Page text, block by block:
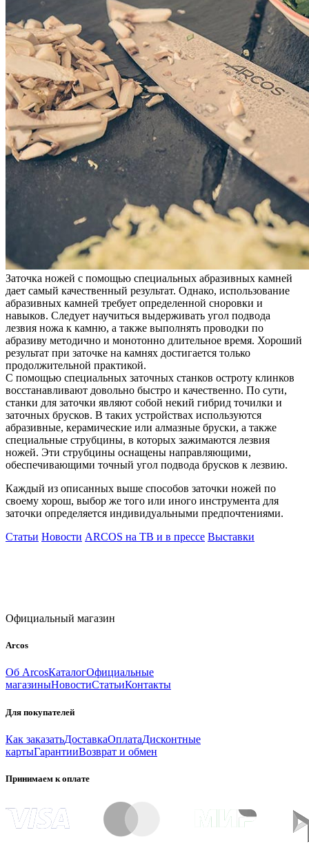
Заточка ножей с помощью специальных абразивных камней
дает самый качественный результат. Однако, использование
абразивных камней требует определенной сноровки и
навыков. Следует научиться выдерживать угол подвода
лезвия ножа к камню, а также выполнять проводки по
абразиву методично и монотонно длительное время. Хороший
результат при заточке на камнях достигается только
продолжительной практикой.
С помощью специальных заточных станков остроту клинков
восстанавливают довольно быстро и качественно. По сути,
станки для заточки являют собой некий гибрид точилки и
заточных брусков. В таких устройствах используются
абразивные, керамические или алмазные бруски, а также
специальные струбцины, в которых зажимаются лезвия
ножей. Эти струбцины оснащены направляющими,
обеспечивающими точный угол подвода брусков к лезвию.
Каждый из описанных выше способов заточки ножей по
своему хорош, выбор же того или иного инструмента для
заточки определяется индивидуальными предпочтениями.
Статьи Новости ARCOS на ТВ и в прессе Выставки
Официальный магазин
Arcos
Об ArcosКаталогОфициальные
магазиныНовостиСтатьиКонтакты
Для покупателей
Как заказатьДоставкаОплатаДисконтные
картыГарантииВозврат и обмен
Принимаем к оплате